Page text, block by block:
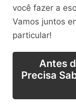
você fazer a
Vamos juntos
particular!
Antes
Precisa